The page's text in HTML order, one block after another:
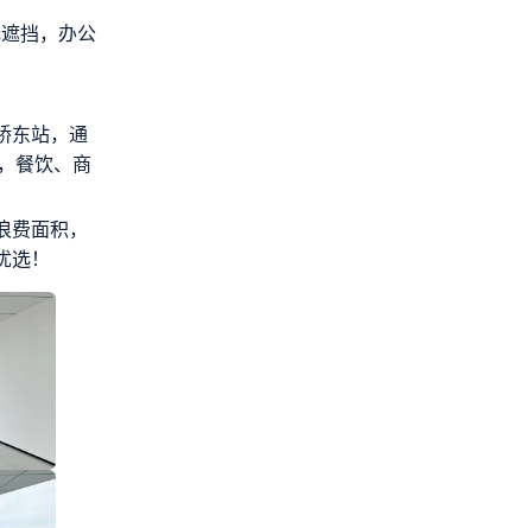
挡，办公
东站，通
餐饮、商
面积，
！